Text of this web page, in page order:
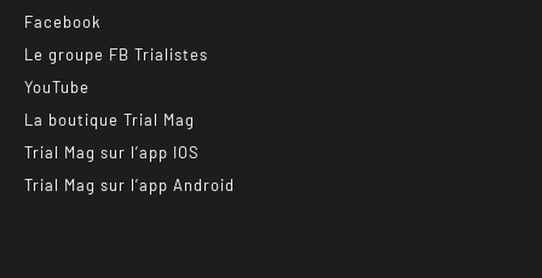
Facebook
Le groupe FB Trialistes
YouTube
La boutique Trial Mag
Trial Mag sur l’app IOS
Trial Mag sur l’app Android